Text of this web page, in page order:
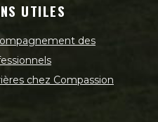
UTILES
des
chez Compassion